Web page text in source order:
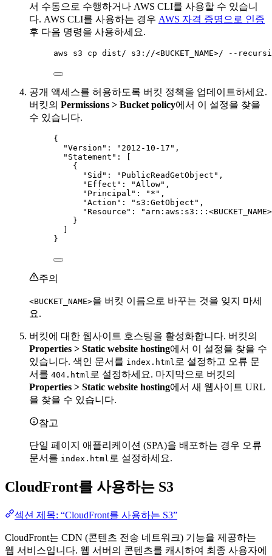
서 수동으로 수행하거나 AWS CLI를 사용할 수 있습니
다. AWS CLI를 사용하는 경우 AWS 자격 증명으로 인증
후 다음 명령을 사용하세요.
aws s3 cp dist/ s3://<BUCKET_NAME>/ --
공개 액세스를 허용하도록 버킷 정책을 업데이트하세요.
버킷의 Permissions > Bucket policy에서 이 설정을 찾을
수 있습니다.
{
"Version" : " 2012-10-17 " ,
"Statement" : [
{
"Sid" : " PublicReadGetObject " ,
"Effect" : "Allow" ,
"Principal" : " * " ,
"Action" : " s3:GetObject " ,
"Resource" : "
}
}
주의
<BUCKET_NAME>을 버킷 이름으로 바꾸는 것을 잊지 마세
요.
버킷에 대한 웹사이트 호스팅을 활성화합니다. 버킷의
Properties > Static website hosting에서 이 설정을 찾을 수
있습니다. 색인 문서를 index.html 로 설정하고 오류 문
서를 404.html 로 설정하세요. 마지막으로 버킷의
Properties > Static website hosting에서 새 웹사이트 URL
을 찾을 수 있습니다.
참고
단일 페이지 애플리케이션 (SPA)을 배포하는 경우 오류
문서를 index.html 로 설정하세요.
CloudFront를 사용하는 S3
섹션 제목: “CloudFront를 사용하는 S3”
CloudFront는 CDN (콘텐츠 전송 네트워크) 기능을 제공하는
웹 서비스입니다. 웹 서버의 콘텐츠를 캐시하여 최종 사용자에